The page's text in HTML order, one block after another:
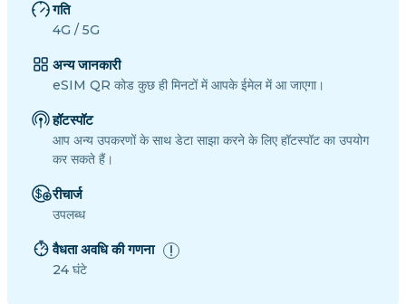
गति
4G / 5G
अन्य जानकारी
eSIM QR कोड कुछ ही मिनटों में आपके ईमेल में आ जाएगा।
हॉटस्पॉट
आप अन्य उपकरणों के साथ डेटा साझा करने के लिए हॉटस्पॉट का उपयोग
कर सकते हैं।
रीचार्ज
उपलब्ध
वैधता अवधि की गणना
24 घंटे